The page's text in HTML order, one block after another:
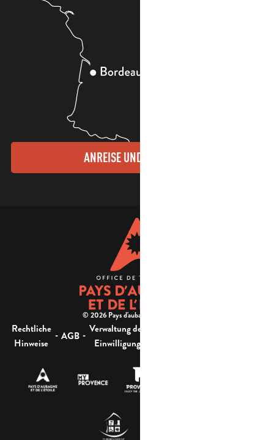
ANREISE UND KONTAKTE
© 2026 Pays d'aubagne et de l'étoile -
Rechtliche
Hinweise
- AGB - Verwaltung der
Einwilligung